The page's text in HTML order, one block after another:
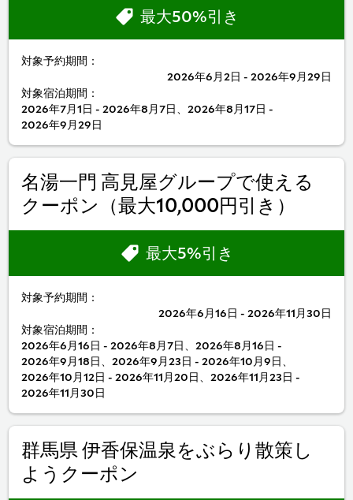
対象予約期間：
2026年6月2日 - 2026年9月29日
対象宿泊期間：
2026年7月1日 - 2026年8月7日、2026年8月17日 -
2026年9月29日
最大50%引き
対象予約期間：
2026年6月16日 - 2026年11月30日
対象宿泊期間：
2026年6月16日 - 2026年8月7日、2026年8月16日 -
2026年9月18日、2026年9月23日 - 2026年10月9日、
2026年10月12日 - 2026年11月20日、2026年11月23日 -
2026年11月30日
最大5%引き
名湯一門 高見屋グループで使える
クーポン（最大10,000円引き）
群馬県 伊香保温泉をぶらり散策し
ようクーポン